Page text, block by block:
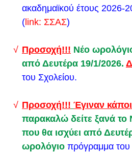
Δείτε εδώ το νέο
Δευτέρα 11/12/2023
χωρίς την συναίνεση των
Σας ενημερώνουμε ότι στο
ψυχοκοινωνικής
μαθητές (κατόπιν
εκπαιδευτικούς, γονείς
ψυχοσυναισθηματικής
όλης της σχολικής
ακαδημαϊκού έτους 2026-
( link: ΣΣΑΣ)
Προσοχή!!! Νέο
από Δευτέρα 19/1/2026.
του Σχολείου.
Προσοχή!!! Έγιναν
παρακαλώ δείτε ξανά
που θα ισχύει από
ωρολόγιο πρόγραμμα του